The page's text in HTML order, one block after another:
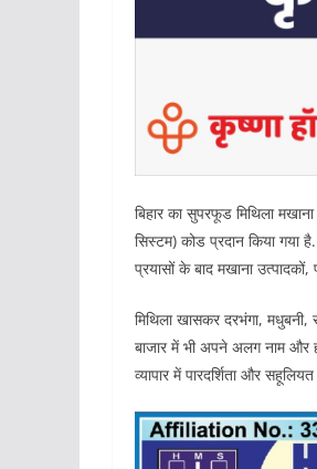
बिहार का सुपरफूड मिथिला
सिस्टम) कोड प्रदान किया गया
प्रयासों के बाद मखाना
मिथिला खासकर दरभंगा,
बाजार में भी अपने अलग नाम और
व्यापार में पारदर्शिता और